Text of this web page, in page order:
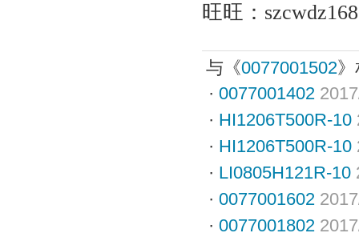
旺旺：
与《0077001502
· 0077001402
· HI1206T500R-10
· HI1206T500R-10
· LI0805H121R-10
· 0077001602
· 0077001802